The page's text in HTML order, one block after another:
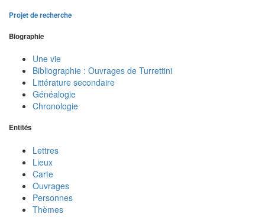
Projet de recherche
Biographie
Une vie
Bibliographie : Ouvrages de Turrettini
Littérature secondaire
Généalogie
Chronologie
Entités
Lettres
Lieux
Carte
Ouvrages
Personnes
Thèmes